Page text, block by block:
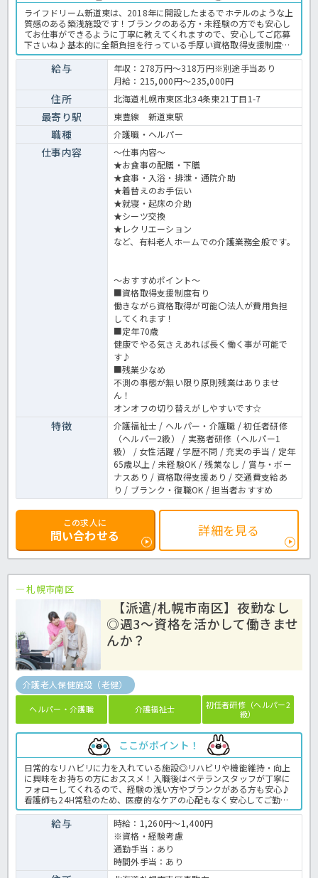
ライフドリーム新道東は、2018年に開設したまるでホテルのような上
質感のある築浅施設です！ブランクのある方・未経験の方でも安心し
てお仕事ができるように丁寧に教えてくれますので、安心してご応募
下さいね♪基本的に全額負担を行っている手厚い資格取得支援制度も
ありますよ！男女問わず20代～70代まで幅広い年齢層の職員が活躍中
◎こちらの施設が気になった方は、お気軽にほっ介護までお問い合わ
せ下さい！有料老人ホームでの介護業務全般です。 ＜介護職 正社
員 有料老人ホームの求人＞
給与
年収：278万円～318万円※別途手当あり
月給：215,000円～235,000円
住所 北海道札幌市東区北34条東21丁目1-7
最寄り駅 東豊線 新道東駅
職種 介護職・ヘルパー
仕事内容
～仕事内容～
★お食事の配膳・下膳
★食事・入浴・排泄・通院介助
★着替えのお手伝い
★就寝・起床の介助
★シーツ交換
★レクリエーション
など、有料老人ホームでの介護業務全般です。
～おすすめポイント～
■資格取得支援制度有り
働きながら資格取得が可能〇法人が費用負担
してくれます！
■定年70歳
健康でやる気さえあれば長く働く事が可能で
す♪
■残業少なめ
不測の事態が無い限り原則残業はありませ
ん！
オンオフの切り替えがしやすいです☆
特徴
介護福祉士 / ヘルパー・介護職 / 初任者研修
（ヘルパー2級） / 実務者研修（ヘルパー1
級） / 女性活躍 / 学歴不問 / 充実の手当 / 定年
65歳以上 / 未経験OK / 残業なし / 賞与・ボー
ナスあり / 資格取得支援あり / 交通費支給あ
り / ブランク・復職OK / 担当者おすすめ
この求人に
問い合わせる 詳細を見る
札幌市南区
【派遣/札幌市南区】夜勤なし
◎週3～資格を活かして働きませ
んか？
介護老人保健施設（老健）
ヘルパー・介護職 介護福祉士
初任者研修（ヘルパー2
級）
ここがポイント！
日常的なリハビリに力を入れている施設◎リハビリや機能維持・向上
に興味をお持ちの方におススメ！入職後はベテランスタッフが丁寧に
フォローしてくれるので、経験の浅い方やブランクがある方も安心♪
看護師も24H常駐のため、医療的なケアの心配もなく安心してご勤務
いただけますよ！また、子育て世代のスタッフも多く活躍しているの
で、子育てに理解のある風通しの良い職場環境です♪女性も男性も分
け隔てなく活躍している風通しの良い職場です★ベテランの方もこれ
から頑張っていきたい方も、お気軽にほっ介護までお問い合わせくだ
さい！介護老人保健施設での介護業務全般です。 ＜介護職 派遣 老
給与
時給：1,260円～1,400円
※資格・経験考慮
通勤手当：あり
時間外手当：あり